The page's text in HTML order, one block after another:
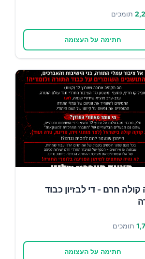
תומכים
חתימה על העצומה
קולה חרם - די לבזיון כבוד
תומכים
חתימה על העצומה